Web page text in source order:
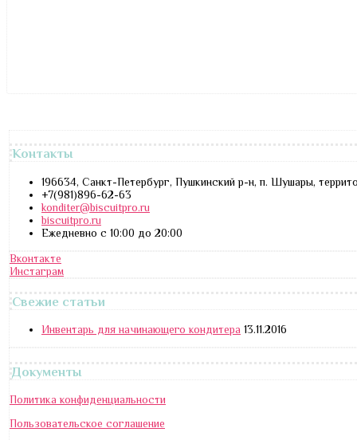
Контакты
196634, Санкт-Петербург, Пушкинский р-н, п. Шушары,
+7(981)896-62-63
konditer@biscuitpro.ru
biscuitpro.ru
Ежедневно с 10:00 до 20:00
Вконтакте
Инстаграм
Свежие статьи
Инвентарь для начинающего кондитера 13.11.2016
Документы
Политика конфиденциальности
Пользовательское соглашение